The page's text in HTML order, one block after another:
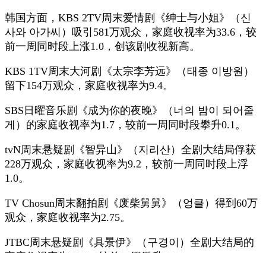
韩国方面，KBS 2TV周末爱情剧《绅士与小姐》（신
사와 아가씨）吸引581万观众，家庭收视率为33.6，较
前一周同时段上涨1.0，创该剧收视新高。
KBS 1TV周末大河剧《太宗李芳远》（태종 이방원）
留下154万观众，家庭收视率为9.4。
SBS日曜音乐剧《成为你的夜晚》（너의 밤이 되어줄
게）的家庭收视率为1.7，较前一周同时段攀升0.1。
tvN周末悬疑剧《智异山》（지리산）全剧大结局俘获
228万观众，家庭收视率为9.2，较前一周同时段上浮
1.0。
TV Chosun周末翻拍剧《废柴舅舅》（엉클）得到60万
观众，家庭收视率为2.75。
JTBC周末悬疑剧《具景伊》（구경이）全剧大结局的